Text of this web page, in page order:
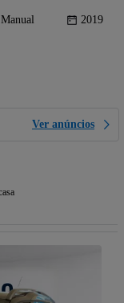
Manual 2019
Ver anúncios